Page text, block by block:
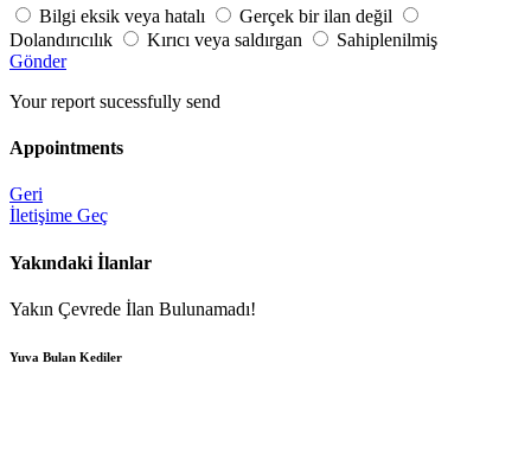
Bilgi eksik veya hatalı
Gerçek bir ilan değil
Dolandırıcılık
Kırıcı veya saldırgan
Sahiplenilmiş
Gönder
Your report sucessfully send
Appointments
Geri
İletişime Geç
Yakındaki İlanlar
Yakın Çevrede İlan Bulunamadı!
Yuva Bulan Kediler